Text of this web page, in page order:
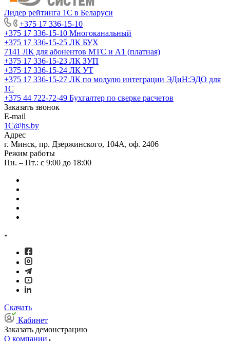
Лидер рейтинга 1С в Беларуси
+375 17 336-15-10
+375 17 336-15-10 Многоканальный
+375 17 336-15-25 ЛК БУХ
7141 ЛК для абонентов МТС и А1 (платная)
+375 17 336-15-23 ЛК ЗУП
+375 17 336-15-24 ЛК УТ
+375 17 336-15-27 ЛК по модулю интеграции ЭДиН:ЭДО для
1С
+375 44 722-72-49 Бухгалтер по сверке расчетов
Заказать звонок
E-mail
1C@hs.by
Адрес
г. Минск, пр. Дзержинского, 104А, оф. 2406
Режим работы
Пн. – Пт.: с 9:00 до 18:00
Скачать
Кабинет
Заказать демонстрацию
О компании